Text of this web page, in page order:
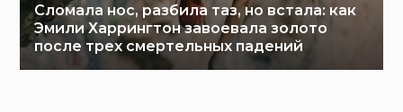
Сломала нос, разбила таз, но встала: как
Эмили Харрингтон завоевала золото
после трех смертельных падений